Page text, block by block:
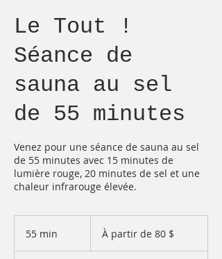
Le Tout !
Séance de
sauna au sel
de 55 minutes
Venez pour une séance de sauna au sel
de 55 minutes avec 15 minutes de
lumière rouge, 20 minutes de sel et une
chaleur infrarouge élevée.
55 min
partir
80 dollars
canadiens
À partir de 80 $